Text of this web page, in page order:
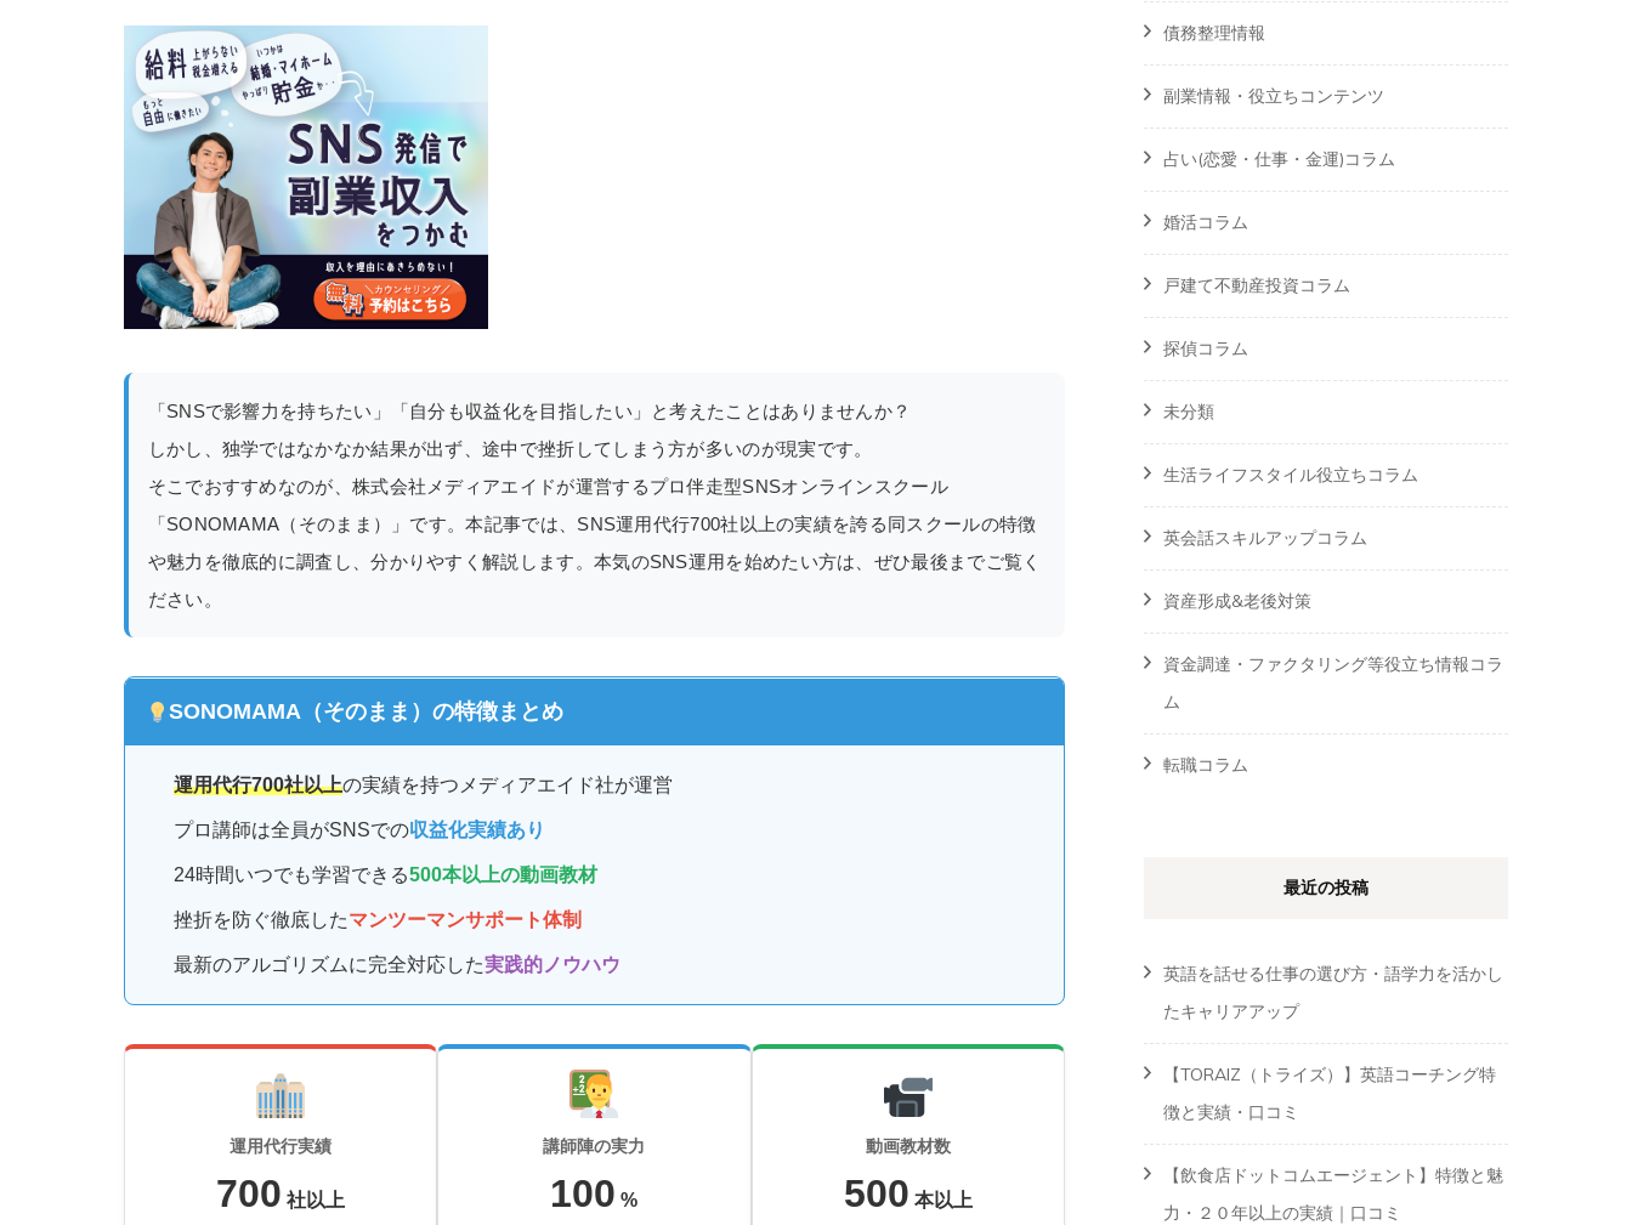
「SNSで影響力を持ちたい」「自分も収益化を目指したい」と考えたことはありませんか？
しかし、独学ではなかなか結果が出ず、途中で挫折してしまう方が多いのが現実です。
そこでおすすめなのが、株式会社メディアエイドが運営するプロ伴走型SNSオンラインスクール
「SONOMAMA（そのまま）」です。本記事では、SNS運用代行700社以上の実績を誇る同スクールの特徴
や魅力を徹底的に調査し、分かりやすく解説します。本気のSNS運用を始めたい方は、ぜひ最後までご覧く
ださい。
SONOMAMA（そのまま）の特徴まとめ
運用代行700社以上の実績を持つメディアエイド社が運営
プロ講師は全員がSNSでの収益化実績あり
24時間いつでも学習できる500本以上の動画教材
挫折を防ぐ徹底したマンツーマンサポート体制
最新のアルゴリズムに完全対応した実践的ノウハウ
運用代行実績
700 社以上
講師陣の実力
100 %
動画教材数
500 本以上
債務整理情報
副業情報・役立ちコンテンツ
占い(恋愛・仕事・金運)コラム
婚活コラム
戸建て不動産投資コラム
探偵コラム
未分類
生活ライフスタイル役立ちコラム
英会話スキルアップコラム
資産形成&老後対策
資金調達・ファクタリング等役立ち情報コラ
ム
転職コラム
最近の投稿
英語を話せる仕事の選び方・語学力を活かし
たキャリアアップ
【TORAIZ（トライズ）】英語コーチング特
徴と実績・口コミ
【飲食店ドットコムエージェント】特徴と魅
力・２０年以上の実績｜口コミ